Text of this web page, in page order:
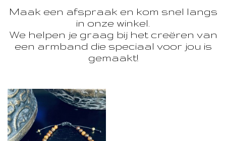
Maak een afspraak en kom snel langs
in onze winkel.
We helpen je graag bij het creëren van
een armband die speciaal voor jou is
gemaakt!